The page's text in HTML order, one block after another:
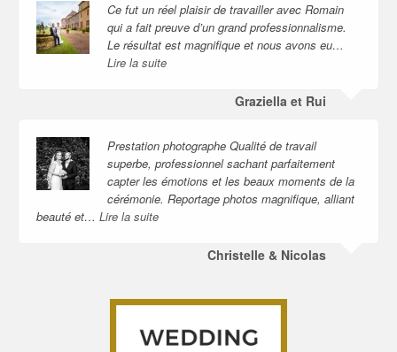
Ce fut un réel plaisir de travailler avec Romain
qui a fait preuve d’un grand professionnalisme.
Le résultat est magnifique et nous avons eu…
Lire la suite
Graziella et Rui
Prestation photographe Qualité de travail
superbe, professionnel sachant parfaitement
capter les émotions et les beaux moments de la
cérémonie. Reportage photos magnifique, alliant
beauté et… Lire la suite
Christelle & Nicolas